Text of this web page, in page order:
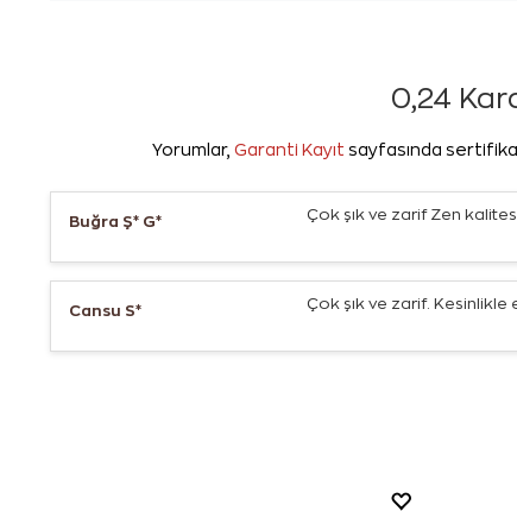
0,24
Yorumlar, Garanti Kayıt sayfasında
Buğra Ş* G* Çok şık ve zarif Zen
Cansu S* Çok şık ve zarif. Kesinlikle